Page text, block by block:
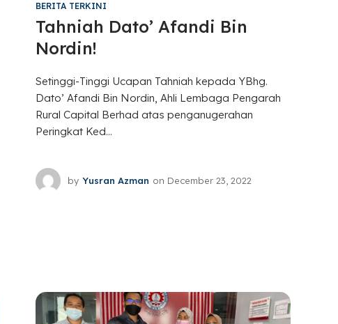
BERITA TERKINI
Tahniah Dato’ Afandi Bin
Nordin!
Setinggi-Tinggi Ucapan Tahniah kepada YBhg.
Dato’ Afandi Bin Nordin, Ahli Lembaga Pengarah
Rural Capital Berhad atas penganugerahan
Peringkat Ked...
by Yusran Azman on December 23, 2022